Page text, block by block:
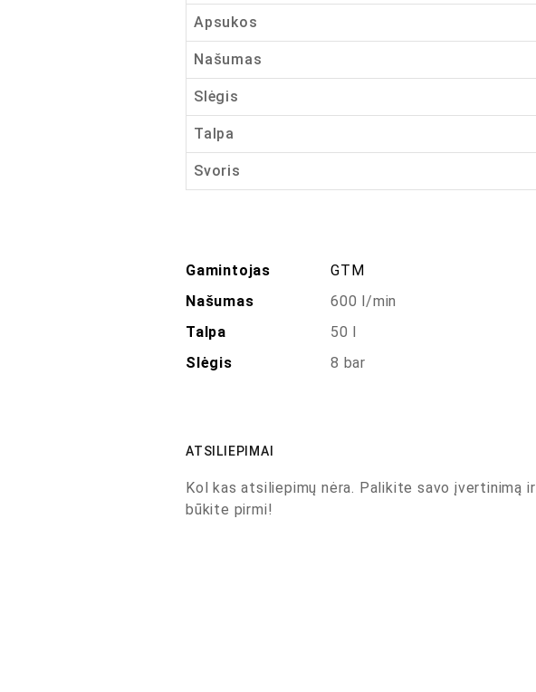
Apsukos
Našumas
Slėgis
Talpa
Svoris
Gamintojas
GTM
Našumas
600 l/min
Talpa
50 l
Slėgis
8 bar
ATSILIEPIMAI
Kol kas atsiliepimų nėra. Palikite savo įvertinimą ir
būkite pirmi!